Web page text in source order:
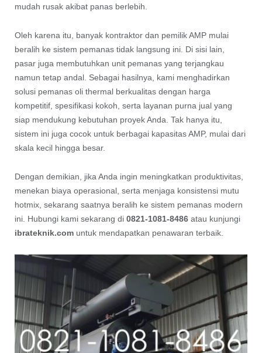
mudah rusak akibat panas berlebih.
Oleh karena itu, banyak kontraktor dan pemilik AMP mulai
beralih ke sistem pemanas tidak langsung ini. Di sisi lain,
pasar juga membutuhkan unit pemanas yang terjangkau
namun tetap andal. Sebagai hasilnya, kami menghadirkan
solusi pemanas oli thermal berkualitas dengan harga
kompetitif, spesifikasi kokoh, serta layanan purna jual yang
siap mendukung kebutuhan proyek Anda. Tak hanya itu,
sistem ini juga cocok untuk berbagai kapasitas AMP, mulai dari
skala kecil hingga besar.
Dengan demikian, jika Anda ingin meningkatkan produktivitas,
menekan biaya operasional, serta menjaga konsistensi mutu
hotmix, sekarang saatnya beralih ke sistem pemanas modern
ini. Hubungi kami sekarang di 0821-1081-8486atau kunjungi
ibrateknik.comuntuk mendapatkan penawaran terbaik.